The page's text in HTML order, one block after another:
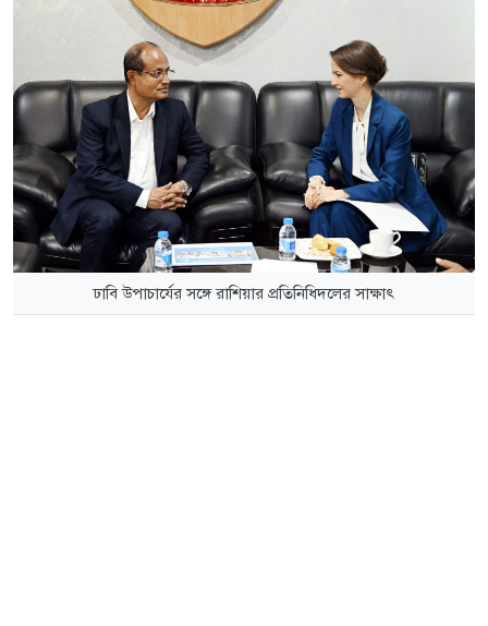
ঢাবি উপাচার্যের সঙ্গে রাশিয়ার প্রতিনিধিদলের সাক্ষাৎ